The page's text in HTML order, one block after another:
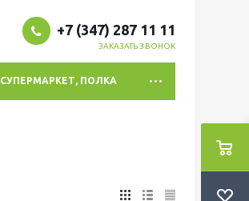
+7 (347) 287 11 11
ЗАКАЗАТЬ ЗВОНОК
СУПЕРМАРКЕТ, ПОЛКА